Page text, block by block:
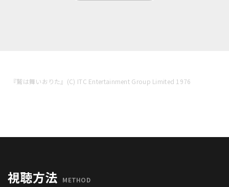
『鷲は舞いおりた』(C) ITC Entertainment Group Limited 1976
視聴方法 METHOD